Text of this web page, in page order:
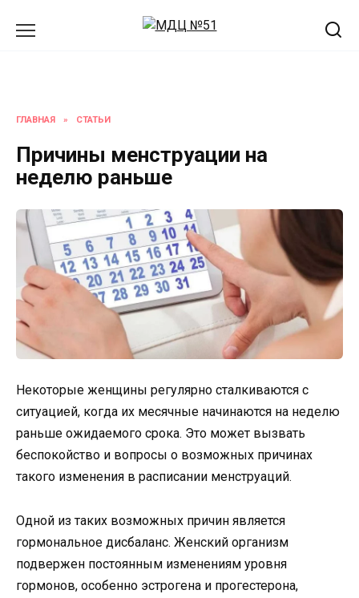
ГЛАВНАЯ » СТАТЬИ
Причины менструации на
неделю раньше
Некоторые женщины регулярно сталкиваются с
ситуацией, когда их месячные начинаются на неделю
раньше ожидаемого срока. Это может вызвать
беспокойство и вопросы о возможных причинах
такого изменения в расписании менструаций.
Одной из таких возможных причин является
гормональное дисбаланс. Женский организм
подвержен постоянным изменениям уровня
гормонов, особенно эстрогена и прогестерона,